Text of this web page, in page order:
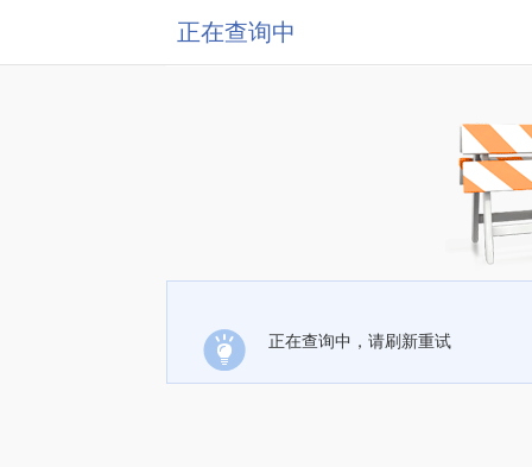
正在查询中
正在查询中，请刷新重试